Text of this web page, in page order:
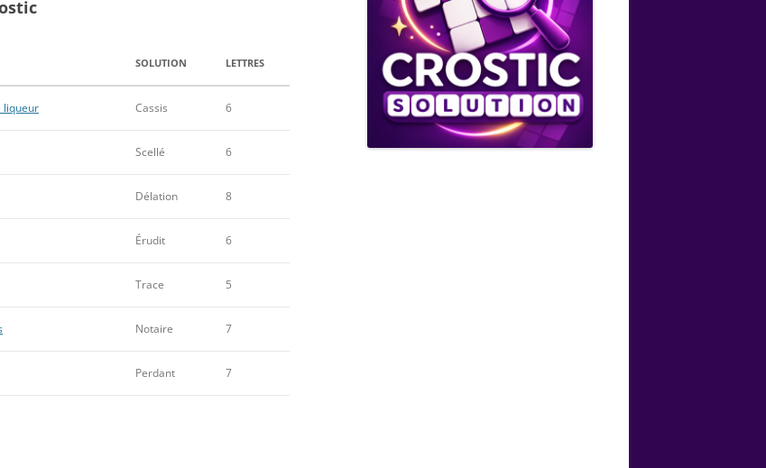
SOLUTION LETTRES
liqueur Cassis 6
Scellé 6
Délation 8
Érudit 6
Trace 5
Notaire 7
Perdant 7